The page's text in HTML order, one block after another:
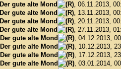
Der gute alte Mond
, 06.11.2013,
Der gute alte Mond
, 13.11.2013,
Der gute alte Mond
, 20.11.2013,
Der gute alte Mond
, 27.11.2013,
Der gute alte Mond
, 04.12.2013,
Der gute alte Mond
, 10.12.2013,
Der gute alte Mond
, 17.12.2013,
Der gute alte Mond
, 03.01.2014,